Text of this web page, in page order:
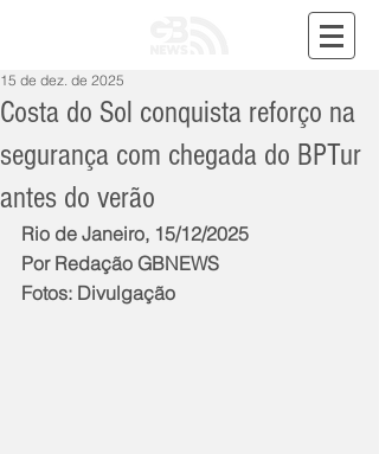
Costa do Sol conquista reforço na
segurança com chegada do BPTur
antes do verão
15 de dez. de 2025
Rio de Janeiro, 15/12/2025
Por Redação GBNEWS
Fotos: Divulgação